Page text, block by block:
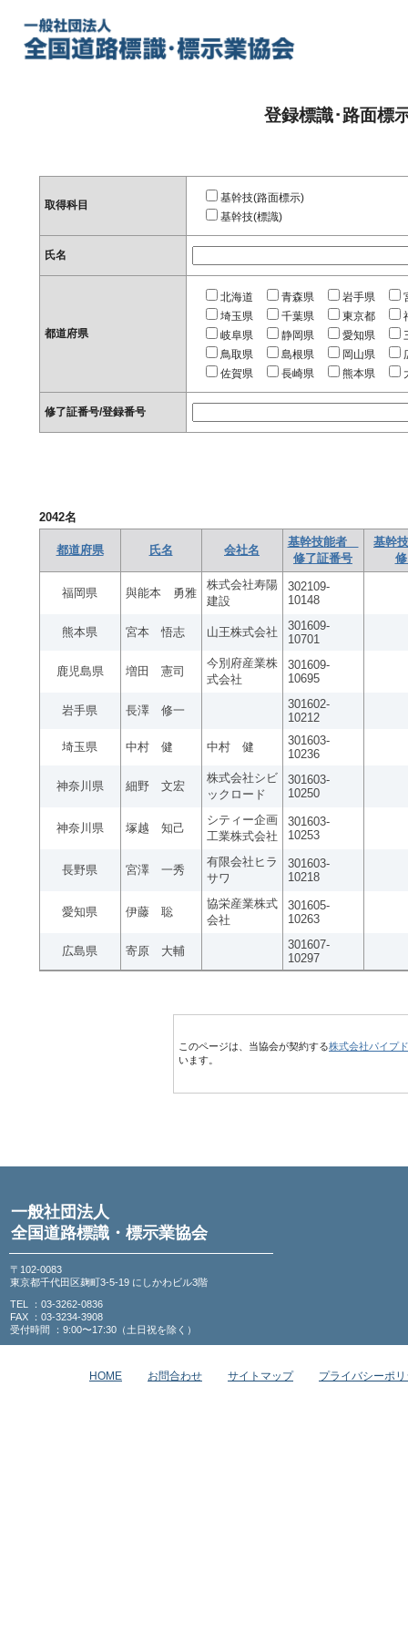
登録標識･路面標
取得科目
基幹技(路面標示)
基幹技(標識)
氏名
都道府県
北海道 青森県 岩手県
埼玉県
千葉県 東京都
岐阜県
静岡県 愛知県
鳥取県
島根県 岡山県
佐賀県
長崎県 熊本県
修了証番号/登録番号
2042名
都道府県 氏名 会社名
基幹技能者
修了証番号
基幹
福岡県 與能本 勇雅
株式会社寿陽
建設
302109-
10148
熊本県 宮本 悟志 山王株式会社
301609-
10701
鹿児島県 増田 憲司
今別府産業株
式会社
301609-
10695
岩手県 長澤 修一
301602-
10212
埼玉県 中村 健 中村 健
301603-
10236
神奈川県 細野 文宏
株式会社シビ
ックロード
301603-
10250
神奈川県 塚越 知己
シティー企画
工業株式会社
301603-
10253
長野県 宮澤 一秀
有限会社ヒラ
サワ
301603-
10218
愛知県 伊藤 聡
協栄産業株式
会社
301605-
10263
広島県 寄原 大輔
301607-
10297
このページは、当協会が契約する株式会社パイプ
います。
一般社団法人
全国道路標識・標示業協会
〒102-0083
東京都千代田区麹町3-5-19 にしかわビル3階
TEL ：03-3262-0836
FAX ：03-3234-3908
受付時間 ：9:00〜17:30（土日祝を除く）
HOME お問合わせ サイトマップ プライバシーポ